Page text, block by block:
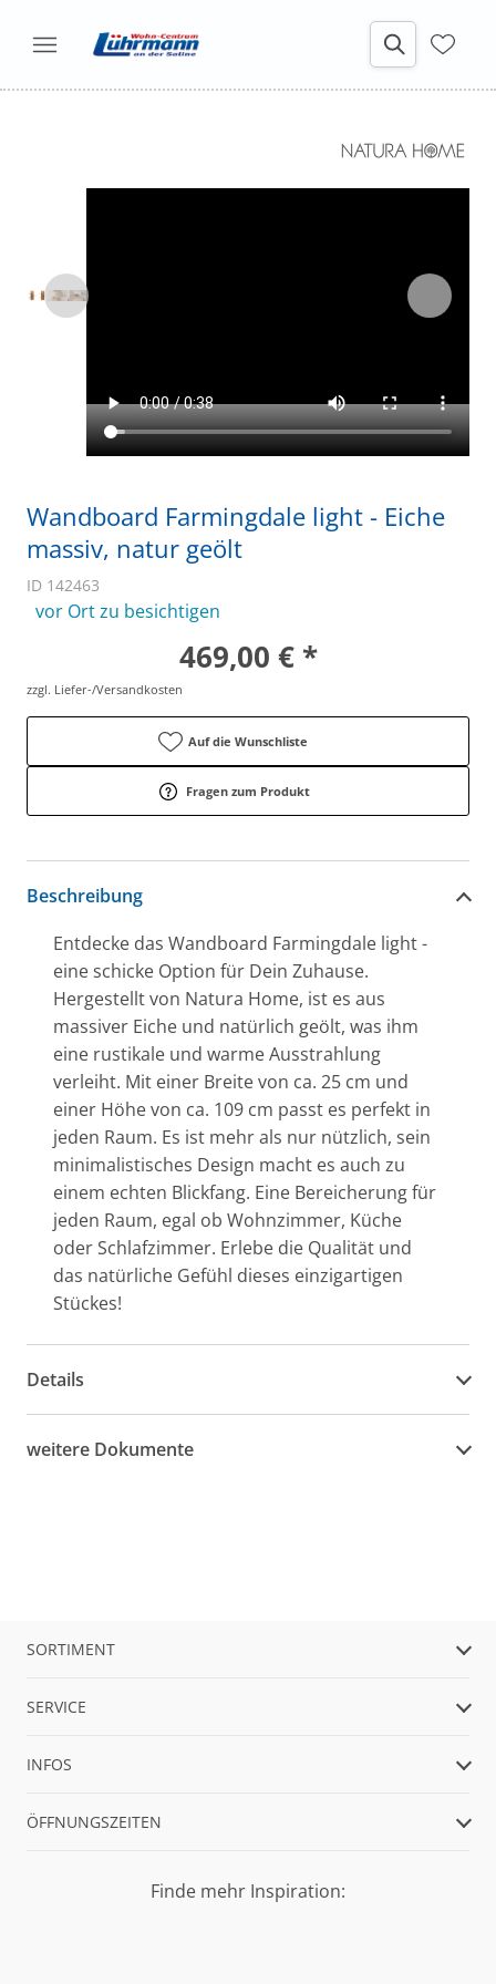
Wandboard Farmingdale light - Eiche
massiv, natur geölt
ID 142463
vor Ort zu besichtigen
469,00 € *
zzgl. Liefer-/Versandkosten
Auf die Wunschliste
Fragen zum Produkt
Beschreibung
Entdecke das Wandboard Farmingdale light -
eine schicke Option für Dein Zuhause.
Hergestellt von Natura Home, ist es aus
massiver Eiche und natürlich geölt, was ihm
eine rustikale und warme Ausstrahlung
verleiht. Mit einer Breite von ca. 25 cm und
einer Höhe von ca. 109 cm passt es perfekt in
jeden Raum. Es ist mehr als nur nützlich, sein
minimalistisches Design macht es auch zu
einem echten Blickfang. Eine Bereicherung für
jeden Raum, egal ob Wohnzimmer, Küche
oder Schlafzimmer. Erlebe die Qualität und
das natürliche Gefühl dieses einzigartigen
Stückes!
Details
weitere Dokumente
SORTIMENT
SERVICE
INFOS
ÖFFNUNGSZEITEN
Finde mehr Inspiration: